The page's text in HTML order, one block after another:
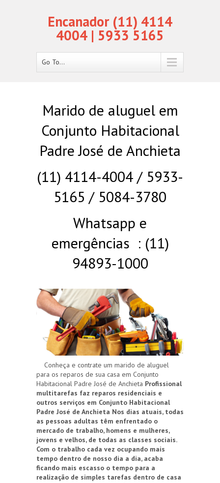
Encanador (11) 4114
4004 | 5933 5165
Go To...
Marido de aluguel em
Conjunto Habitacional
Padre José de Anchieta
(11) 4114-4004 / 5933-
5165 / 5084-3780
Whatsapp e
emergências : (11)
94893-1000
Conheça e contrate um marido de aluguel
para os reparos de sua casa em Conjunto
Habitacional Padre José de Anchieta Profissional
multitarefas faz reparos residenciais e
outros serviços em Conjunto Habitacional
Padre José de Anchieta Nos dias atuais, todas
as pessoas adultas têm enfrentado o
mercado de trabalho, homens e mulheres,
jovens e velhos, de todas as classes sociais.
Com o trabalho cada vez ocupando mais
tempo dentro de nosso dia a dia, acaba
ficando mais escasso o tempo para a
realização de simples tarefas dentro de casa